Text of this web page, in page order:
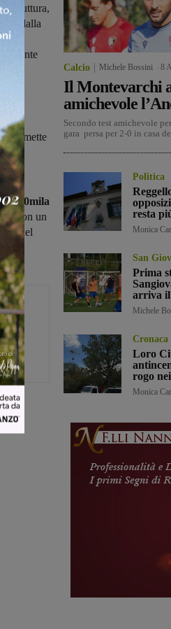
dalla
permette
di 40mila
con un
del
Calcio Michele Bossini 8
Il Montevarchi
amichevole
Secondo test amichevole
gara persa per 2-0 in casa
Politica
resta
Monica
San
Prima
arriva il
Michele
Cronaca
Loro
rogo
Monica